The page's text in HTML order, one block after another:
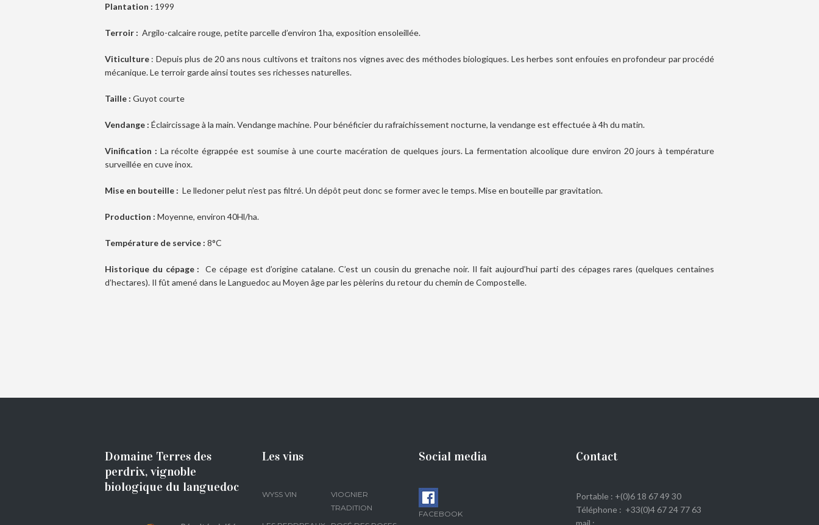
Plantation : 1999
Terroir : Argilo-calcaire rouge, petite parcelle d’environ 1ha, exposition ensoleillée.
Viticulture : Depuis plus de 20 ans nous cultivons et traitons nos vignes avec des méthodes biologiques. Les herbes sont enfouies en profondeur par procédé
mécanique. Le terroir garde ainsi toutes ses richesses naturelles.
Taille : Guyot courte
Vendange : Éclaircissage à la main. Vendange machine. Pour bénéficier du rafraichissement nocturne, la vendange est effectuée à 4h du matin.
Vinification : La récolte égrappée est soumise à une courte macération de quelques jours. La fermentation alcoolique dure environ 20 jours à température
surveillée en cuve inox.
Mise en bouteille : Le lledoner pelut n’est pas filtré. Un dépôt peut donc se former avec le temps. Mise en bouteille par gravitation.
Production : Moyenne, environ 40Hl/ha.
Température de service : 8°C
Historique du cépage : Ce cépage est d’origine catalane. C’est un cousin du grenache noir. Il fait aujourd’hui parti des cépages rares (quelques centaines
d’hectares). Il fût amené dans le Languedoc au Moyen âge par les pèlerins du retour du chemin de Compostelle.
Domaine Terres des
perdrix, vignoble
biologique du languedoc
Les vins
WYSS VIN
VIOGNIER
TRADITION
Social media
FACEBOOK
Contact
Portable : +(0)6 18 67 49 30
Téléphone : +33(0)4 67 24 77 63
mail :